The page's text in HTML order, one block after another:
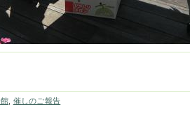
催しのご報告